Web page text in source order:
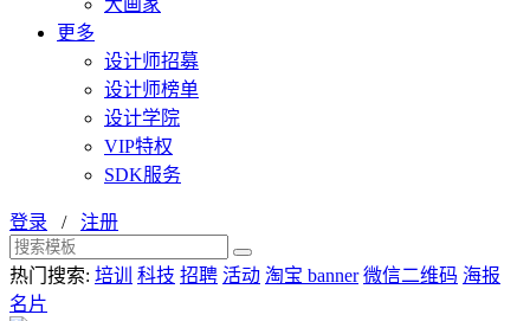
大画家
更多
设计师招募
设计师榜单
设计学院
VIP特权
SDK服务
登录 / 注册
热门搜索: 培训 科技 招聘 活动 淘宝 banner 微信二维码 海报
名片